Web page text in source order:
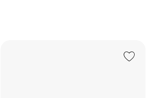
Add to Wishlist